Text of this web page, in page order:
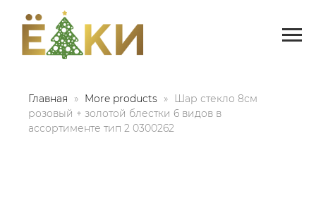
Главная More products
Шар стекло 8см
розовый + золотой блестки 6 видов в
ассортименте тип 2 0300262